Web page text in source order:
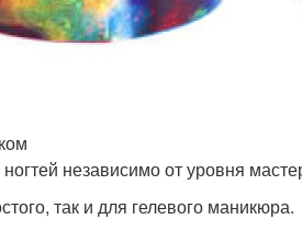
независимо от уровня
так и для гелевого маникюра.